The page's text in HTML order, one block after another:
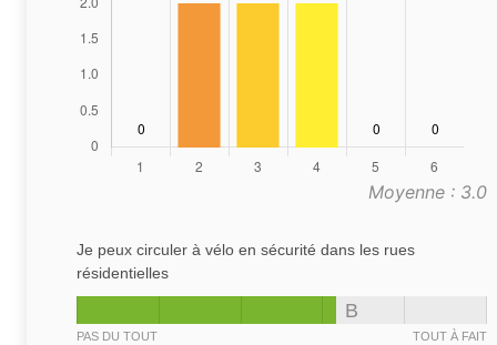
Moyenne : 3.0
Je peux circuler à vélo en sécurité dans les rues
résidentielles
B
PAS DU TOUT TOUT À FAIT